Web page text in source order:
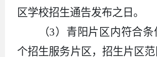
区学校招生通告发布之日。
（3）青阳片区内符合
个招生服务片区，招生片区